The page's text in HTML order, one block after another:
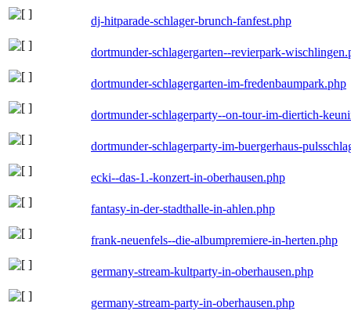
dj-hitparade-schlager-brunch-fanfest.php
dortmunder-schlagergarten--revierpark-
dortmunder-schlagergarten-im-fredenbaumpark.php
dortmunder-schlagerparty--on-tour-im-diertich-
dortmunder-schlagerparty-im-buergerhaus-
ecki--das-1.-konzert-in-oberhausen.php
fantasy-in-der-stadthalle-in-ahlen.php
frank-neuenfels--die-albumpremiere-in-herten.php
germany-stream-kultparty-in-oberhausen.php
germany-stream-party-in-oberhausen.php